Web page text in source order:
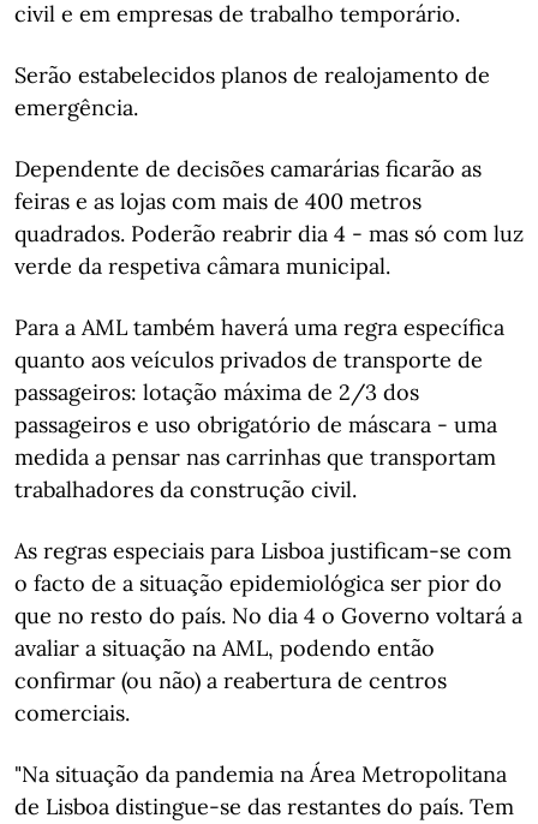
civil e em empresas de trabalho temporário.
Serão estabelecidos planos de realojamento de
emergência.
Dependente de decisões camarárias ficarão as
feiras e as lojas com mais de 400 metros
quadrados. Poderão reabrir dia 4 - mas só com luz
verde da respetiva câmara municipal.
Para a AML também haverá uma regra específica
quanto aos veículos privados de transporte de
passageiros: lotação máxima de 2/3 dos
passageiros e uso obrigatório de máscara - uma
medida a pensar nas carrinhas que transportam
trabalhadores da construção civil.
As regras especiais para Lisboa justificam-se com
o facto de a situação epidemiológica ser pior do
que no resto do país. No dia 4 o Governo voltará a
avaliar a situação na AML, podendo então
confirmar (ou não) a reabertura de centros
comerciais.
"Na situação da pandemia na Área Metropolitana
de Lisboa distingue-se das restantes do país. Tem